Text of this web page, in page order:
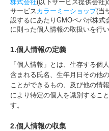
株式会社(以下サービス提供会社
サービスカラーミーショップ(当
設するにあたりGMOペパボ株式
に則った個人情報の取扱いを行い
1.個人情報の定義
「個人情報」とは、生存する個
含まれる氏名、生年月日その他
ことができるもの、及び他の情
により特定の個人を識別するこ
す。
2.個人情報の収集